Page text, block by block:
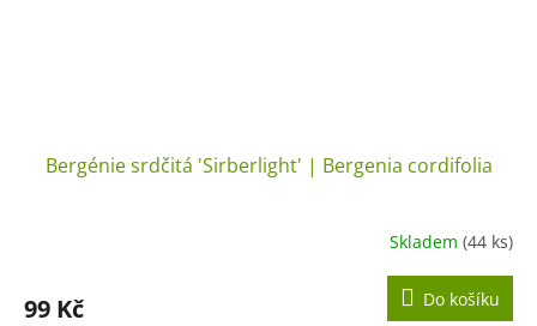
Bergénie srdčitá 'Sirberlight' | Bergenia cordifolia
Skladem (44 ks)
99 Kč Do košíku